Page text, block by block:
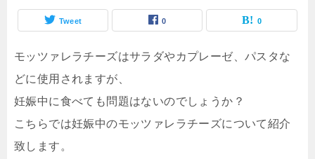
Tweet 0 0
モッツァレラチーズはサラダやカプレーゼ、パスタな
どに使用されますが、
妊娠中に食べても問題はないのでしょうか？
こちらでは妊娠中のモッツァレラチーズについて紹介
致します。